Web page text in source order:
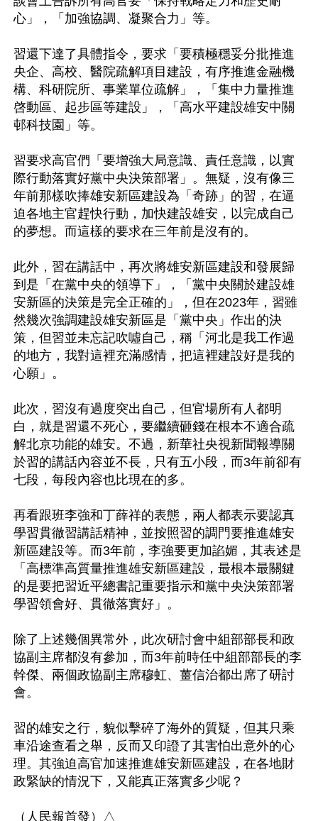
心」，「加強協調、凝聚合力」等。
習還下達了具體指令，要求「要積極穩妥分批推進
央企、高校、醫院疏解項目建設，有序推進金融機
構、科研院所、事業單位疏解」，「集中力量推進
啓動區、起步區等建設」，「高水平建設雄安中關
邨科技園」等。
習要求高官們「要增強大局意識、責任意識，以實
際行動落實好黨中央決策部署」。無疑，沒有像三
年前那樣吹捧雄安新區建設為「奇跡」的習，在逼
迫各地主官趕快行動，加快建設雄安，以完成自己
的夢想。而這樣的要求在三年前是沒有的。
此外，習在講話中，再次將雄安新區建設和發展歸
到是「在黨中央的領導下」，「黨中央關於建設雄
安新區的決策是完全正確的」，但在2023年，習雖
然幾次強調建設雄安新區是「黨中央」作出的決
策，但習並未忘記吹噓自己，稱「河北是我工作過
的地方，我對這裡充滿感情，把這裡建設好是我的
心願」。
此次，習沒有過度突出自己，但官場所有人都明
白，就是習還不死心，要繼續砸錢在根本不適合疏
解北京功能的雄安。不過，新華社央視新聞報導關
於習的講話內容並不長，只有五小段，而3年前卻有
七段，每段內容也比現在的多。
再看跟班李強和丁薛祥的表態，兩人都表示要認真
學習貫徹習講話精神，並按照習的調門要推進雄安
新區建設等。而3年前，李強要更加諂媚，其表述是
「高標準高質量推進雄安新區建設，最根本最關鍵
的是要把習近平總書記重要指示和黨中央決策部署
學習領會好、貫徹落實好」。
除了上述幾個異常外，此次研討會中組部部長和政
協副主席都沒有參加，而3年前時任中組部部長的李
幹傑、兩個政協副主席穆虹、薑信治都出席了研討
會。
習的雄安之行，貌似擊碎了海外的質疑，但其只乘
車沿途查看之舉，反而又印證了其害怕出意外的心
理。其強迫高官加速推進雄安新區建設，在各地財
政緊缺的情況下，又能真正落實多少呢？